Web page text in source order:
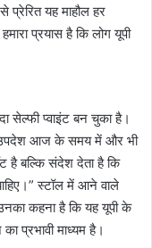
प्रेरित यह माहौल हर
प्रयास है कि लोग यूपी
सेल्फी प्वाइंट बन चुका है।
उपदेश आज के समय में और भी
है बल्कि संदेश देता है कि
स्टॉल में आने वाले
कहना है कि यह यूपी के
प्रभावी माध्यम है।